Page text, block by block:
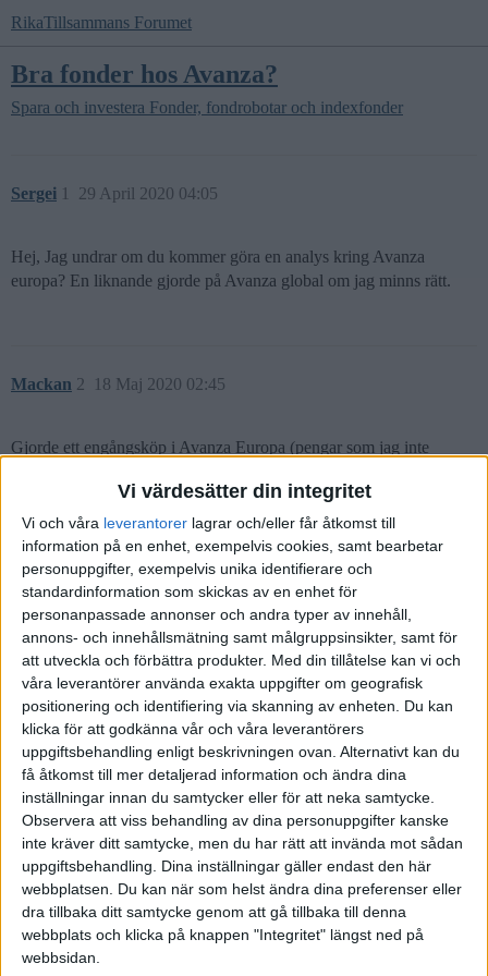
Vi värdesätter din integritet
Vi och våra leverantorer lagrar och/eller får åtkomst till
information på en enhet, exempelvis cookies, samt bearbetar
personuppgifter, exempelvis unika identifierare och
standardinformation som skickas av en enhet för
personanpassade annonser och andra typer av innehåll,
annons- och innehållsmätning samt målgruppsinsikter, samt för
att utveckla och förbättra produkter. Med din tillåtelse kan vi och
våra leverantörer använda exakta uppgifter om geografisk
positionering och identifiering via skanning av enheten. Du kan
klicka för att godkänna vår och våra leverantörers
uppgiftsbehandling enligt beskrivningen ovan. Alternativt kan du
få åtkomst till mer detaljerad information och ändra dina
inställningar innan du samtycker eller för att neka samtycke.
Observera att viss behandling av dina personuppgifter kanske
inte kräver ditt samtycke, men du har rätt att invända mot sådan
uppgiftsbehandling. Dina inställningar gäller endast den här
webbplatsen. Du kan när som helst ändra dina preferenser eller
dra tillbaka ditt samtycke genom att gå tillbaka till denna
webbplats och klicka på knappen "Integritet" längst ned på
webbsidan.
RikaTillsammans Forumet
Bra fonder hos Avanza?
Spara och investera Fonder, fondrobotar och indexfonder
Sergei 29 April 2020 04:05
1
Hej, Jag undrar om du kommer göra en analys kring Avanza
europa? En liknande gjorde på Avanza global om jag minns rätt.
Mackan 18 Maj 2020 02:45
2
Gjorde ett engångsköp i Avanza Europa (pengar som jag inte
börjar gå åt rätt håll!
Men en analys av den fonden är mycket välkomnade!
Liknande ämnen du kan gilla
Svar
Nya Fond - Avanza Sverige -
vad tycker ni?
Fonder, fondrobotar och indexfonder
2
10
2021
Avanza fondgenerator
Fonder, fondrobotar och indexfonder
2
10
November
2018
Bra fonder hos Avanza?
Fonder, fondrobotar och indexfonder
3
4 November
2018